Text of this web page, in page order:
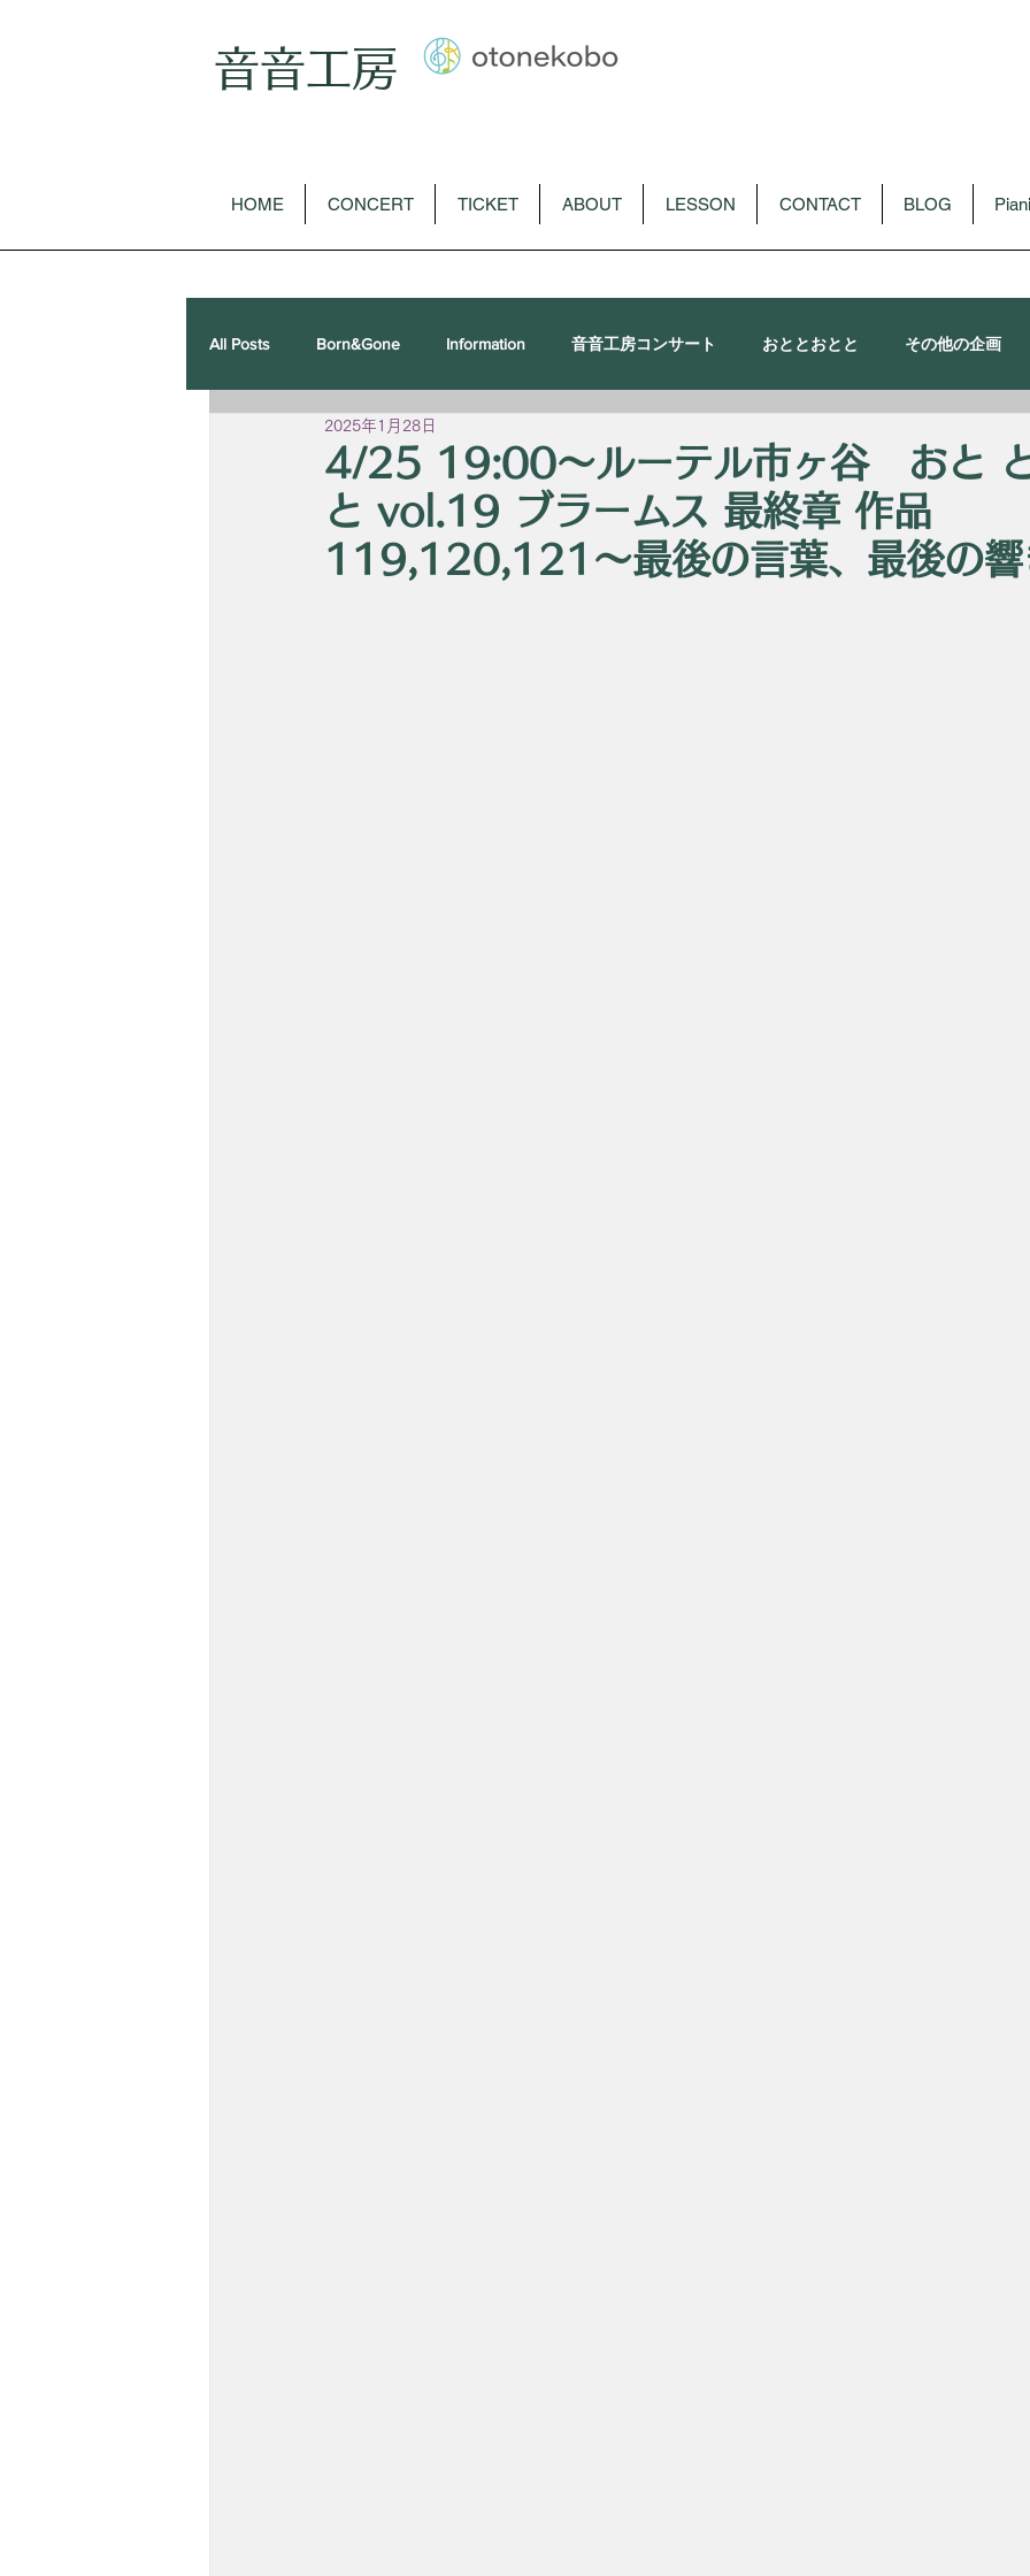
音音工房
HOME CONCERT TICKET ABOUT LESSON CONTACT BLOG
All Posts Born&Gone Information 音音工房コンサート おととおとと その他の企画
オペラ ピアノソロ
4/25 19:00〜ルーテル市ヶ谷 おと
と vol.19 ブラームス 最終章 作品
119,120,121〜最後の言葉、最後の響
2025年1月28日